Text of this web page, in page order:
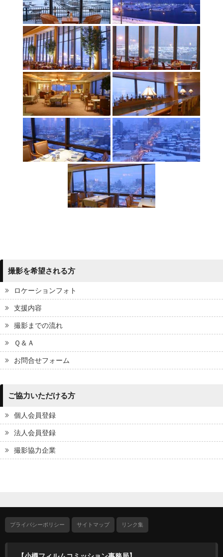
撮影を希望される方
ロケーションフォト
支援内容
撮影までの流れ
Ｑ＆Ａ
お問合せフォーム
ご協力いただける方
個人会員登録
法人会員登録
撮影協力企業
プライバシーポリシー サイトマップ リンク集